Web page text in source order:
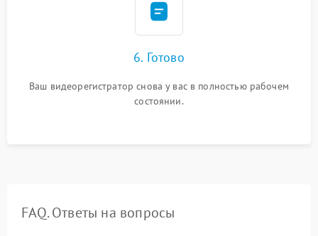
6. Готово
Ваш видеорегистратор снова у вас в полностью рабочем
состоянии.
FAQ. Ответы на вопросы